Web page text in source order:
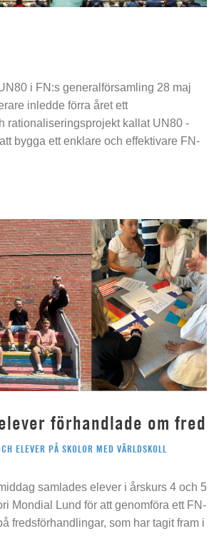
i FN:s generalförsamling 28 maj
inledde förra året ett
rationaliseringsprojekt kallat UN80 -
bygga ett enklare och effektivare FN-
förhandlade om fred
ELEVER PÅ SKOLOR MED VÄRLDSKOLL
samlades elever i årskurs 4 och 5
Mondial Lund för att genomföra ett FN-
fredsförhandlingar, som har tagit fram i